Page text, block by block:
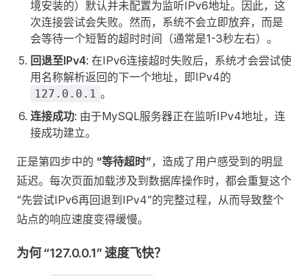
境安装的）默认并未配置为监听IPv6地址。因此，这
次连接尝试会失败。然而，系统不会立即放弃，而是
会等待一个短暂的超时时间（通常是1-3秒左右）。
回退至IPv4: 在IPv6连接超时失败后，系统才会尝试使
用名称解析返回的下一个地址，即IPv4的
127.0.0.1 。
连接成功: 由于MySQL服务器正在监听IPv4地址，连
接成功建立。
正是第四步中的 “等待超时”，造成了用户感受到的明显
延迟。每次页面加载涉及到数据库操作时，都会重复这个
“先尝试IPv6再回退到IPv4”的完整过程，从而导致整个
站点的响应速度变得缓慢。
为何 “127.0.0.1” 速度飞快？